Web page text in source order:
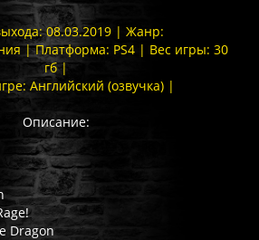
08.03.2019 | Жанр:
| Платформа: PS4 | Вес игры: 30
гб |
Английский (озвучка) |
Описание:
Dragon